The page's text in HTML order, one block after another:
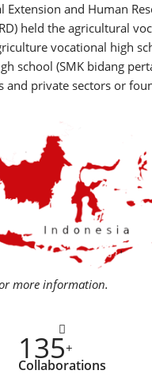
Extension and Human
held the agricultural
vocational high
school (SMK bidang
and private sectors or
more information.
135+
Collaborations